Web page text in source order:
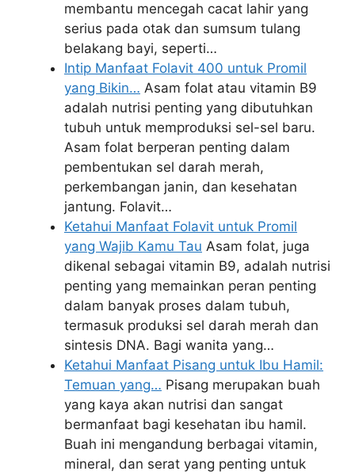
membantu mencegah cacat lahir yang
serius pada otak dan sumsum tulang
belakang bayi, seperti…
Intip Manfaat Folavit 400 untuk Promil
yang Bikin… Asam folat atau vitamin B9
adalah nutrisi penting yang dibutuhkan
tubuh untuk memproduksi sel-sel baru.
Asam folat berperan penting dalam
pembentukan sel darah merah,
perkembangan janin, dan kesehatan
jantung. Folavit…
Ketahui Manfaat Folavit untuk Promil
yang Wajib Kamu Tau Asam folat, juga
dikenal sebagai vitamin B9, adalah nutrisi
penting yang memainkan peran penting
dalam banyak proses dalam tubuh,
termasuk produksi sel darah merah dan
sintesis DNA. Bagi wanita yang…
Ketahui Manfaat Pisang untuk Ibu Hamil:
Temuan yang… Pisang merupakan buah
yang kaya akan nutrisi dan sangat
bermanfaat bagi kesehatan ibu hamil.
Buah ini mengandung berbagai vitamin,
mineral, dan serat yang penting untuk